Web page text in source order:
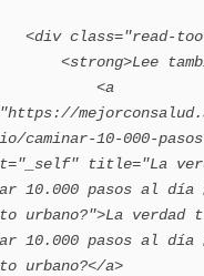
caminar-10-000-
title="La
10.000 pasos al día
urbano?">La verdad
10.000 pasos al día
urbano?</a>